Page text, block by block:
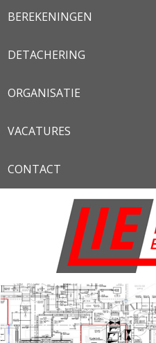
BEREKENINGEN
DETACHERING
ORGANISATIE
VACATURES
CONTACT